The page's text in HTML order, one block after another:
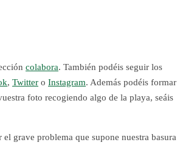
colabora. También podéis seguir los
, Twitter o Instagram. Además podéis formar
foto recogiendo algo de la playa, seáis
grave problema que supone nuestra basura